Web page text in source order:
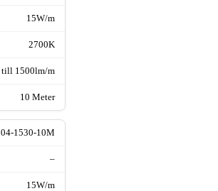
15W/m
2700K
till 1500lm/m
10 Meter
1530-10M
–
15W/m